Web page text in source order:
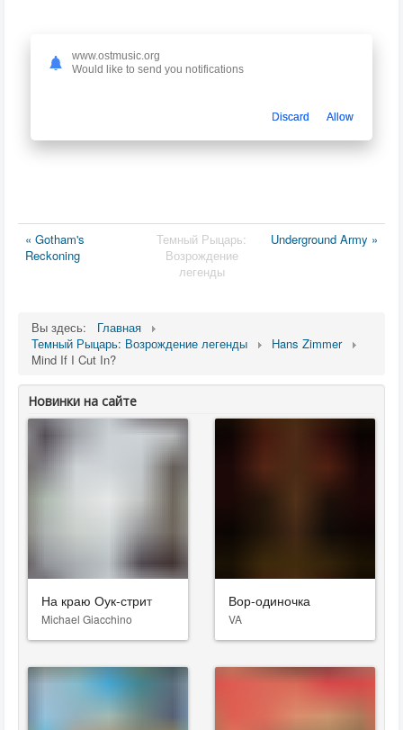
« Gotham's
Reckoning
Темный Рыцарь:
Возрождение
легенды
Underground Army »
Вы здесь:
Главная
Темный Рыцарь: Возрождение легенды
Hans Zimmer
Mind If I Cut In?
Новинки на сайте
На краю Оук-стрит
Michael Giacchino
Вор-одиночка
VA
www.ostmusic.org
Would like to send you notifications
Discard Allow